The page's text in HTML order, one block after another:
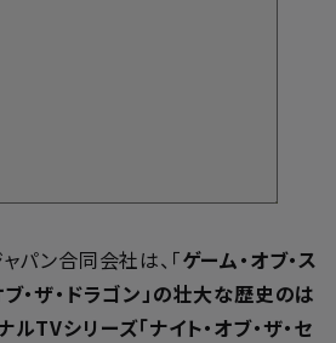
パン合同会社は、「ゲーム・オブ・ス
ブ・ザ・ドラゴン」の壮大な歴史のは
TVシリーズ「ナイト・オブ・ザ・セ